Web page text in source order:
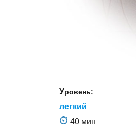
Уровень:
легкий
40 мин